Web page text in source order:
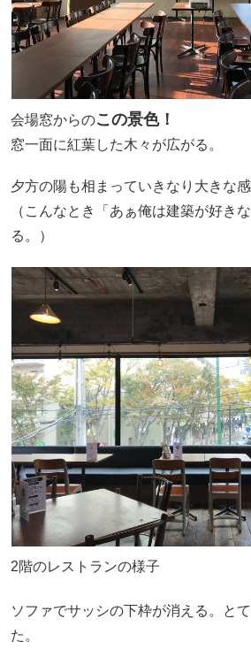
会場窓からのこの景色！
窓一面に紅葉した木々が広がる。
夕方の陽も相まっていきなり大きな感
（こんなとき「あぁ俺は建築が好き
る。）
2階のレストランの様子
ソファでサッシの下枠が消える。と
た。